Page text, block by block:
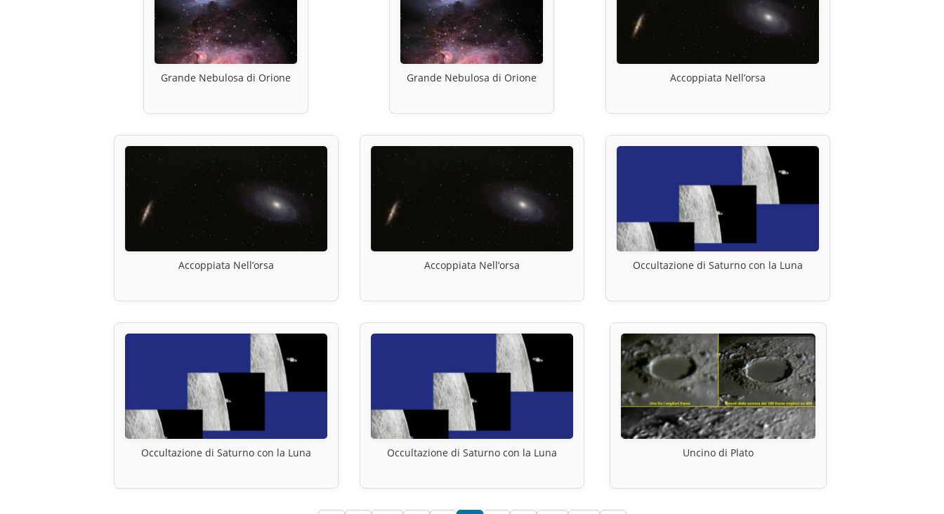
Grande Nebulosa di Orione Grande Nebulosa di Orione Accoppiata Nell’orsa
Accoppiata Nell’orsa Accoppiata Nell’orsa Occultazione di Saturno con la Luna
Occultazione di Saturno con la Luna Occultazione di Saturno con la Luna Uncino di Plato